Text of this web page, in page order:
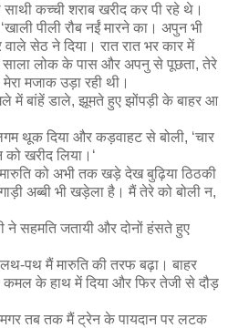
कच्ची शराब खरीद कर पी रहे थे।
पीली रौब नईं मारने का। अपुन भी
सेठ ने दिया। रात रात भर कार में
साला लोक के पास और अपनु से पूछता, तेरे
मजाक उड़ा रही थी।
में बांहें डाले, झूमते हुए झोंपड़ी के बाहर आ
थूक दिया और कड़वाहट से बोली, ‘चार
खरीद लिया।‘
को अभी तक खड़े देख बुढ़िया ठिठकी
अब्बी भी खड़ेला है। मैं तेरे को बोली न,
ने सहमति जतायी और दोनों हंसते हुए
पथ मैं मारुति की तरफ बढ़ा। बाहर
कमल के हाथ में दिया और फिर तेजी से दौड़
मगर तब तक मैं ट्रेन के पायदान पर लटक